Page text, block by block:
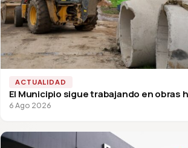
ACTUALIDAD
El Municipio sigue trabajando en obras
6 Ago 2026